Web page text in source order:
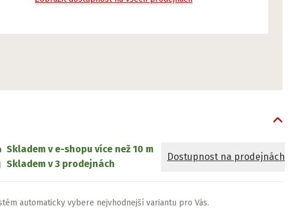
Skladem v e-shopu více než 10 m
Skladem v 3 prodejnách
Dostupnost na prodejnách
automaticky vybere nejvhodnejší variantu pro Vás.